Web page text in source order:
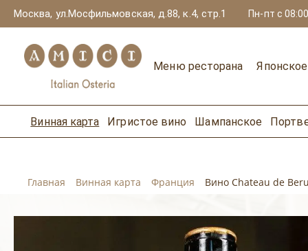
Москва, ул.Мосфильмовская, д.88, к.4, стр.1 Пн-пт с
Меню ресторана
Винная карта Игристое вино Шампанское
Главная Винная карта Франция Вино Chateau de